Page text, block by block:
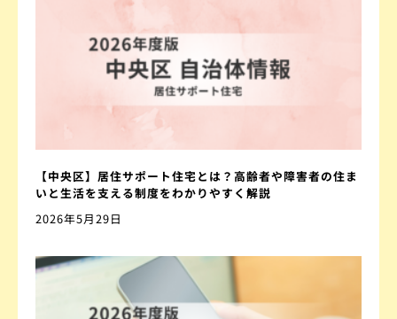
【中央区】居住サポート住宅とは？高齢者や障害者の住ま
いと生活を支える制度をわかりやすく解説
2026年5月29日